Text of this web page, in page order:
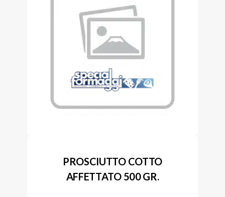
PROSCIUTTO COTTO
AFFETTATO 500 GR.